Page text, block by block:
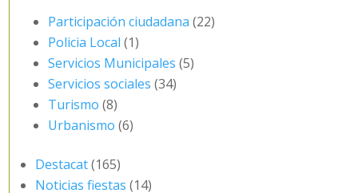
Participación ciudadana (22)
Policia Local (1)
Servicios Municipales (5)
Servicios sociales (34)
Turismo (8)
Urbanismo (6)
Destacat(165)
Noticias fiestas (14)